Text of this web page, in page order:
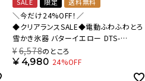
＼今だけ24%OFF！／
◆クリアランスSALE◆電動ふわふわとろ
雪かき氷器 バターイエロー DTS-
B5MYL【HO】
¥6,578のところ
¥4,980 24%OFF